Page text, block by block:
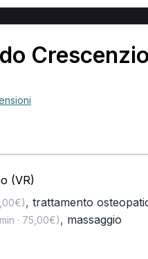
Crescenzio
(VR)
, trattamento
· 75,00€), massaggio